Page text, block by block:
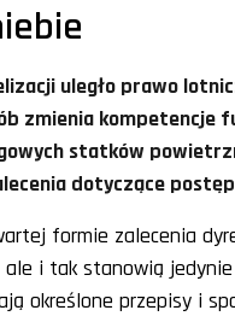
uległo prawo
zmienia kompetencje
statków
dotyczące
formie zalecenia
i tak stanowią
określone przepisy i